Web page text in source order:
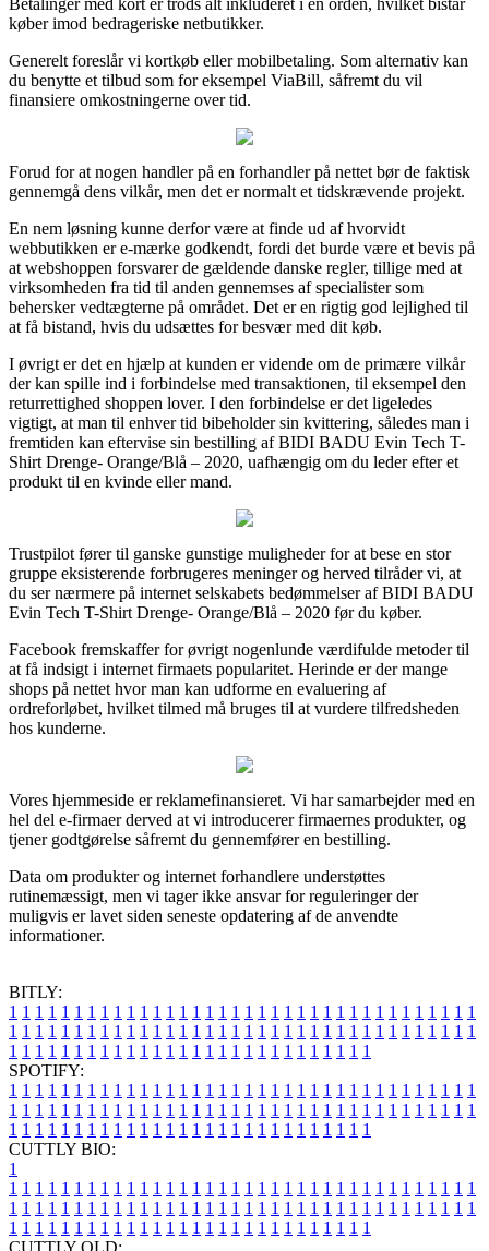
køber imod bedrageriske netbutikker.
Generelt foreslår vi kortkøb eller mobilbetaling. Som alternativ kan
du benytte et tilbud som for eksempel ViaBill, såfremt du vil
finansiere omkostningerne over tid.
Forud for at nogen handler på en forhandler på nettet bør de faktisk
gennemgå dens vilkår, men det er normalt et tidskrævende projekt.
En nem løsning kunne derfor være at finde ud af hvorvidt
webbutikken er e-mærke godkendt, fordi det burde være et bevis på
at webshoppen forsvarer de gældende danske regler, tillige med at
virksomheden fra tid til anden gennemses af specialister som
behersker vedtægterne på området. Det er en rigtig god lejlighed til
at få bistand, hvis du udsættes for besvær med dit køb.
I øvrigt er det en hjælp at kunden er vidende om de primære vilkår
der kan spille ind i forbindelse med transaktionen, til eksempel den
returrettighed shoppen lover. I den forbindelse er det ligeledes
vigtigt, at man til enhver tid bibeholder sin kvittering, således man i
fremtiden kan eftervise sin bestilling af BIDI BADU Evin Tech T-
Shirt Drenge- Orange/Blå – 2020, uafhængig om du leder efter et
produkt til en kvinde eller mand.
Trustpilot fører til ganske gunstige muligheder for at bese en stor
gruppe eksisterende forbrugeres meninger og herved tilråder vi, at
du ser nærmere på internet selskabets bedømmelser af BIDI BADU
Evin Tech T-Shirt Drenge- Orange/Blå – 2020 før du køber.
Facebook fremskaffer for øvrigt nogenlunde værdifulde metoder til
at få indsigt i internet firmaets popularitet. Herinde er der mange
shops på nettet hvor man kan udforme en evaluering af
ordreforløbet, hvilket tilmed må bruges til at vurdere tilfredsheden
hos kunderne.
Vores hjemmeside er reklamefinansieret. Vi har samarbejder med en
hel del e-firmaer derved at vi introducerer firmaernes produkter, og
tjener godtgørelse såfremt du gennemfører en bestilling.
Data om produkter og internet forhandlere understøttes
rutinemæssigt, men vi tager ikke ansvar for reguleringer der
muligvis er lavet siden seneste opdatering af de anvendte
informationer.
BITLY:
1 1 1 1 1 1 1 1 1 1 1 1 1 1 1 1 1 1 1 1 1 1 1 1 1 1 1 1 1 1 1 1 1 1 1 1
1 1 1 1 1 1 1 1 1 1 1 1 1 1 1 1 1 1 1 1 1 1 1 1 1 1 1 1 1 1 1 1 1 1 1 1
1 1 1 1 1 1 1 1 1 1 1 1 1 1 1 1 1 1 1 1 1 1 1 1 1 1 1 1
SPOTIFY:
1 1 1 1 1 1 1 1 1 1 1 1 1 1 1 1 1 1 1 1 1 1 1 1 1 1 1 1 1 1 1 1 1 1 1 1
1 1 1 1 1 1 1 1 1 1 1 1 1 1 1 1 1 1 1 1 1 1 1 1 1 1 1 1 1 1 1 1 1 1 1 1
1 1 1 1 1 1 1 1 1 1 1 1 1 1 1 1 1 1 1 1 1 1 1 1 1 1 1 1
CUTTLY BIO:
1
1 1 1 1 1 1 1 1 1 1 1 1 1 1 1 1 1 1 1 1 1 1 1 1 1 1 1 1 1 1 1 1 1 1 1 1
1 1 1 1 1 1 1 1 1 1 1 1 1 1 1 1 1 1 1 1 1 1 1 1 1 1 1 1 1 1 1 1 1 1 1 1
1 1 1 1 1 1 1 1 1 1 1 1 1 1 1 1 1 1 1 1 1 1 1 1 1 1 1 1
CUTTLY OLD: